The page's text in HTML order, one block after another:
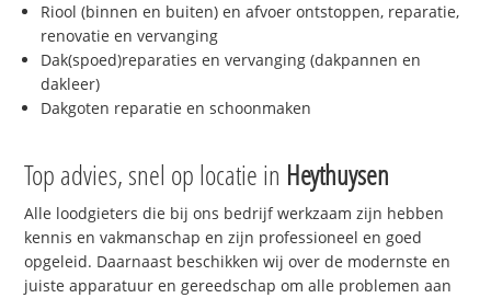
Riool (binnen en buiten) en afvoer ontstoppen, reparatie,
renovatie en vervanging
Dak(spoed)reparaties en vervanging (dakpannen en
dakleer)
Dakgoten reparatie en schoonmaken
Top advies, snel op locatie in Heythuysen
Alle loodgieters die bij ons bedrijf werkzaam zijn hebben
kennis en vakmanschap en zijn professioneel en goed
opgeleid. Daarnaast beschikken wij over de modernste en
juiste apparatuur en gereedschap om alle problemen aan